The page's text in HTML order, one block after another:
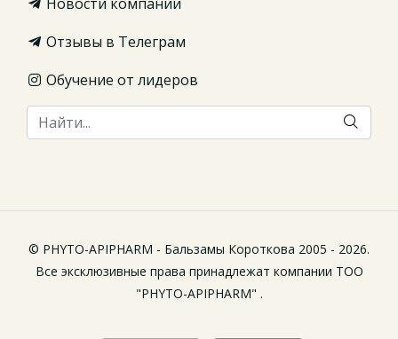
Отзывы в Телеграм
Обучение от лидеров
© PHYTO-APIPHARM - Бальзамы Короткова 2005 - 2026.
Все эксклюзивные права принадлежат компании ТОО
"PHYTO-APIPHARM" .